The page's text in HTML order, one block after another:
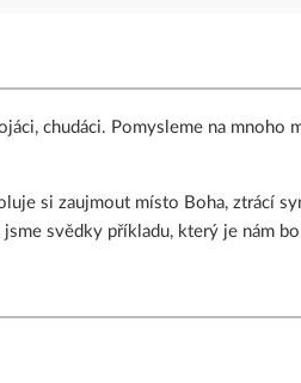
chudáci. Pomysleme na
si zaujmout místo Boha, ztrácí
svědky příkladu, který je nám